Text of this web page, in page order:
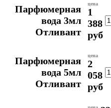
Парфюмерная
вода 3мл
Отливант
цена
1
388
руб
Парфюмерная
вода 5мл
Отливант
цена
2
058
руб